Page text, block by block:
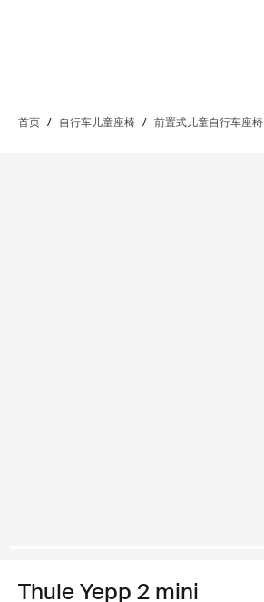
首页 / 自行车儿童座椅 / 前置式儿童自行车座椅
Thule Yepp 2 mini